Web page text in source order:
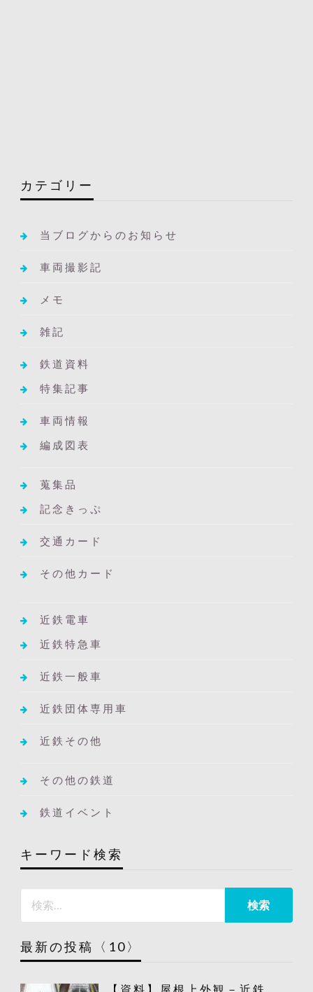
カテゴリー
当ブログからのお知らせ
車両撮影記
メモ
雑記
鉄道資料
特集記事
車両情報
編成図表
蒐集品
記念きっぷ
交通カード
その他カード
近鉄電車
近鉄特急車
近鉄一般車
近鉄団体専用車
近鉄その他
その他の鉄道
鉄道イベント
キーワード検索
最新の投稿〈10〉
【資料】屋根上外観－近鉄